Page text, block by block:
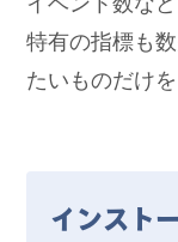
特有の指標も
たいものだけ
インスト